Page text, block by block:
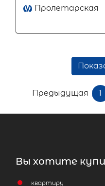
Пролетарская
Предыдущая 1
Вы хотите
квартиру